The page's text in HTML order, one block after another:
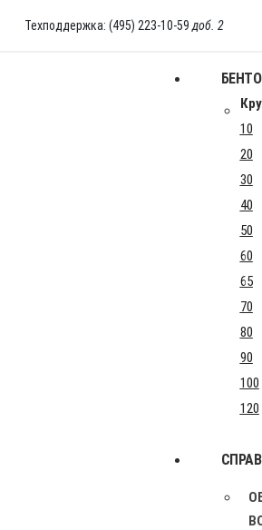
Техподдержка: (495) 223-10-59 доб. 2
10
20
30
40
50
60
65
70
80
90
100
120